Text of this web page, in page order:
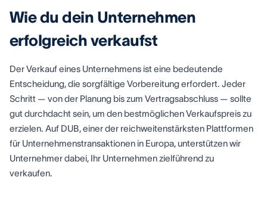
Wie du dein Unternehmen
erfolgreich verkaufst
Der Verkauf eines Unternehmens ist eine bedeutende
Entscheidung, die sorgfältige Vorbereitung erfordert. Jeder
Schritt — von der Planung bis zum Vertragsabschluss — sollte
gut durchdacht sein, um den bestmöglichen Verkaufspreis zu
erzielen. Auf DUB, einer der reichweitenstärksten Plattformen
für Unternehmenstransaktionen in Europa, unterstützen wir
Unternehmer dabei, Ihr Unternehmen zielführend zu
verkaufen.